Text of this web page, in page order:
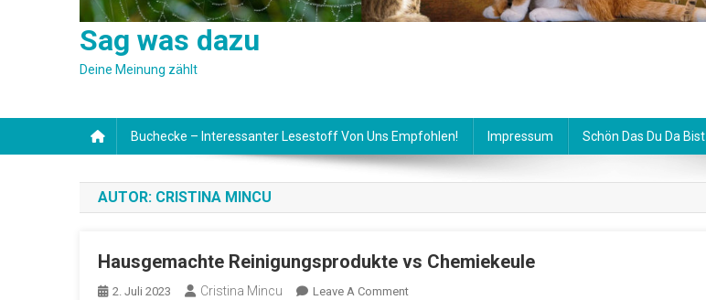
Sag was dazu
Deine Meinung zählt
Buchecke – Interessanter Lesestoff Von Uns Empfohlen! Impressum Schön Das Du Da Bist
AUTOR: CRISTINA MINCU
Hausgemachte Reinigungsprodukte vs Chemiekeule
2. Juli 2023 Cristina Mincu Leave A CommentOn